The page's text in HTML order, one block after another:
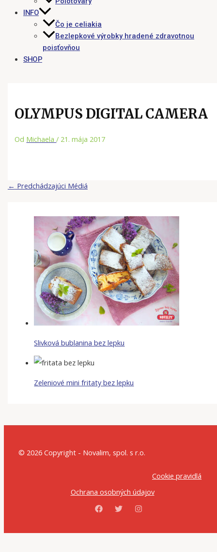
INFO
Čo je celiakia
Bezlepkové výrobky hradené zdravotnou
poisťovňou
SHOP
OLYMPUS DIGITAL CAMERA
Od Michaela/ 21. mája 2017
← Predchádzajúci Médiá
Slivková bublanina bez lepku
Zeleniové mini fritaty bez lepku
© 2026 Copyright - Novalim, spol. s r.o.
Cookie pravidlá
Ochrana osobných údajov